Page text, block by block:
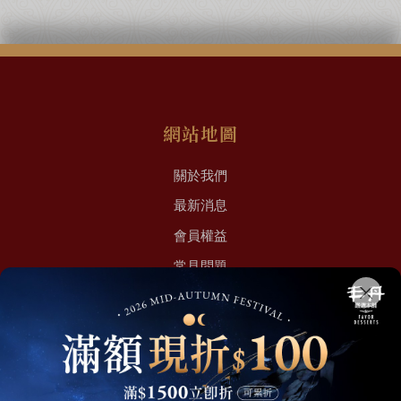
全新亮相 綜合口味 一口鳳梨酥新上市🍍
網站地圖
關於我們
最新消息
會員權益
常見問題
聯絡我們
精選商品
現貨快速出貨